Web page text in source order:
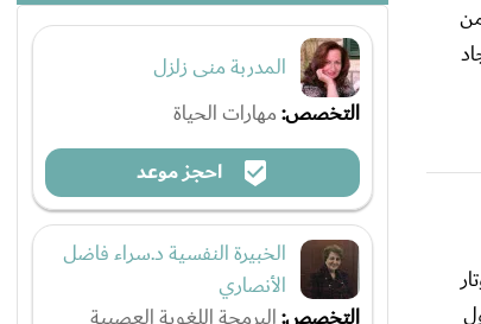
المدربة منى زلزل
التخصص:مهارات الحياة
احجز موعد
الخبيرة النفسية د.سراء فاضل
الأنصاري
التخصص:البرمجة اللغوية العصبية